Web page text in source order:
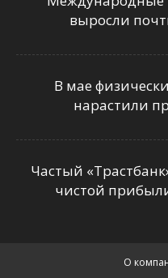
выросли
В мае
нарастили
Частый
чистой
О